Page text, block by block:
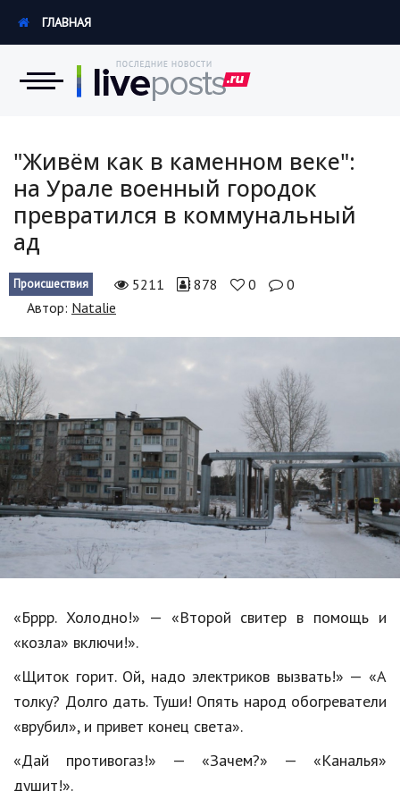
Экономика
Происшествия
Hi-Tech. Интернет
Россия
Наука и техника
Политика
Образование
В мире
Культура
Авто, мото
Спорт
Статьи
Обзоры
Рецепты
Красота и здоровье
ГЛАВНАЯ
"Живём как в каменном веке":
на Урале военный городок
превратился в коммунальный
ад
Происшествия 5211 878 0
0
Автор: Natalie
«Бррр. Холодно!» — «Второй свитер в помощь и
«козла» включи!».
«Щиток горит. Ой, надо электриков вызвать!» — «А
толку? Долго дать. Туши! Опять народ обогреватели
«врубил», и привет конец света».
«Дай противогаз!» — «Зачем?» — «Каналья»
душит!».